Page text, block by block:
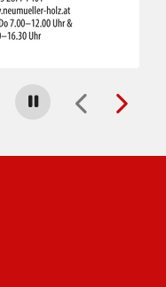
Carousel stoppen